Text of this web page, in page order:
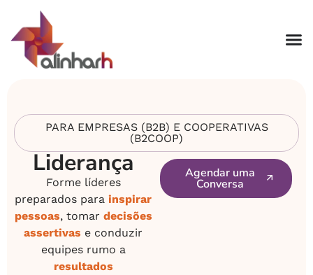
PARA EMPRESAS (B2B) E COOPERATIVAS
(B2COOP)
Liderança
Forme líderes
preparados parainspirar
pessoas, tomar decisões
assertivas e conduzir
equipes rumo a
resultados
Agendar uma
Conversa